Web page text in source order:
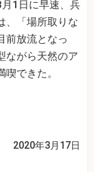
1日に早速、兵
、「場所取りな
前放流となっ
ながら天然のア
できた。
2020年3月17日